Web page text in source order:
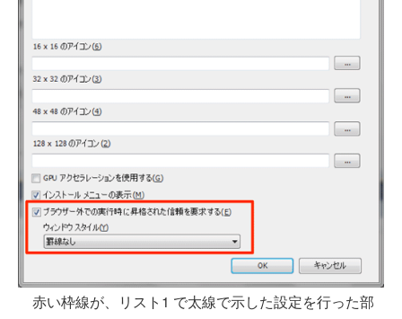
赤い枠線が、リスト1 で太線で示した設定を行った部